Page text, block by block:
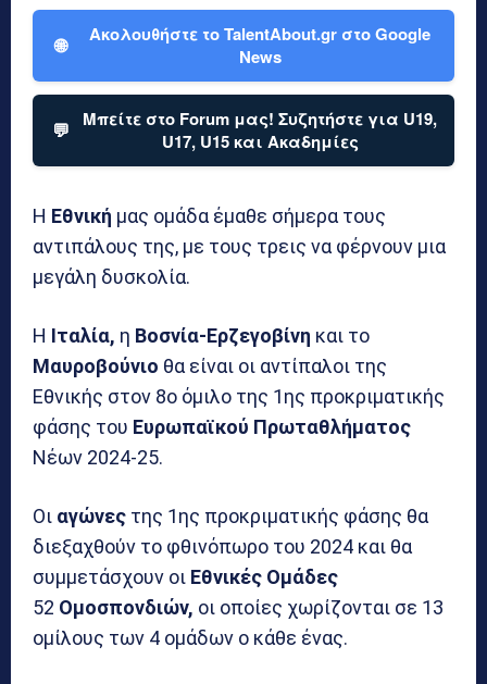
🌐
Ακολουθήστε το TalentAbout.gr στο Google
News
💬
Μπείτε στο Forum μας! Συζητήστε για U19,
U17, U15 και Ακαδημίες
Η Εθνική μας ομάδα έμαθε σήμερα τους
αντιπάλους της, με τους τρεις να φέρνουν μια
μεγάλη δυσκολία.
Η Ιταλία, η Βοσνία-Ερζεγοβίνη και το
Μαυροβούνιο θα είναι οι αντίπαλοι της
Εθνικής στον 8ο όμιλο της 1ης προκριματικής
φάσης του Ευρωπαϊκού Πρωταθλήματος
Νέων 2024-25.
Οι αγώνες της 1ης προκριματικής φάσης θα
διεξαχθούν το φθινόπωρο του 2024 και θα
συμμετάσχουν οι Εθνικές Ομάδες
52 Ομοσπονδιών, οι οποίες χωρίζονται σε 13
ομίλους των 4 ομάδων ο κάθε ένας.